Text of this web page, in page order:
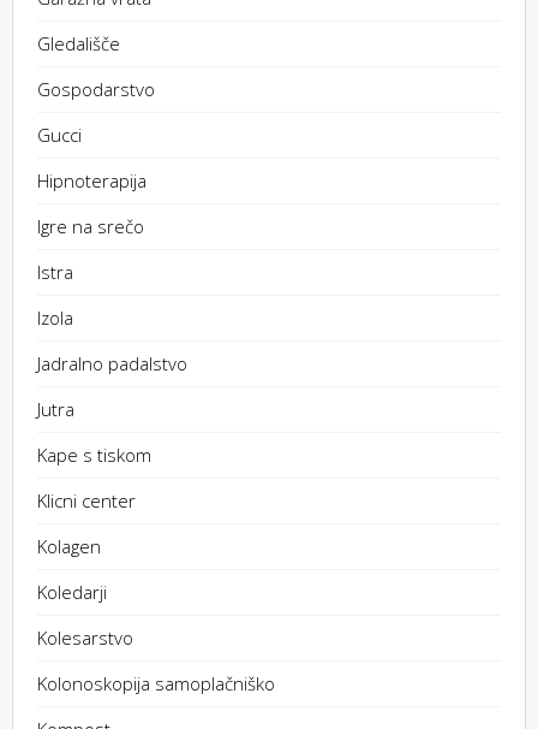
Gledališče
Gospodarstvo
Gucci
Hipnoterapija
Igre na srečo
Istra
Izola
Jadralno padalstvo
Jutra
Kape s tiskom
Klicni center
Kolagen
Koledarji
Kolesarstvo
Kolonoskopija samoplačniško